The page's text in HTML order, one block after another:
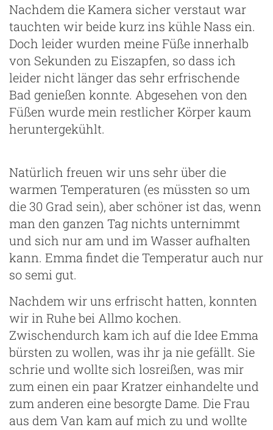
Pedro
Nachdem die Kamera sicher verstaut war
tauchten wir beide kurz ins kühle Nass ein.
Doch leider wurden meine Füße innerhalb
von Sekunden zu Eiszapfen, so dass ich
leider nicht länger das sehr erfrischende
Bad genießen konnte. Abgesehen von den
Füßen wurde mein restlicher Körper kaum
heruntergekühlt.
Natürlich freuen wir uns sehr über die
warmen Temperaturen (es müssten so um
die 30 Grad sein), aber schöner ist das, wenn
man den ganzen Tag nichts unternimmt
und sich nur am und im Wasser aufhalten
kann. Emma findet die Temperatur auch nur
so semi gut.
Nachdem wir uns erfrischt hatten, konnten
wir in Ruhe bei Allmo kochen.
Zwischendurch kam ich auf die Idee Emma
bürsten zu wollen, was ihr ja nie gefällt. Sie
schrie und wollte sich losreißen, was mir
zum einen ein paar Kratzer einhandelte und
zum anderen eine besorgte Dame. Die Frau
aus dem Van kam auf mich zu und wollte